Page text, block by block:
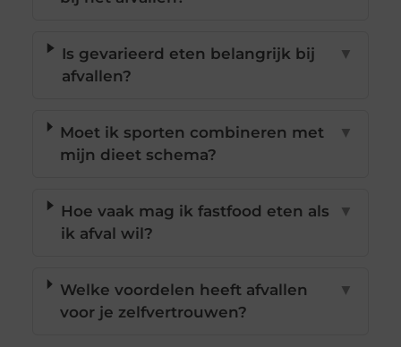
Is gevarieerd eten belangrijk bij
afvallen?
▼
Moet ik sporten combineren met
mijn dieet schema?
▼
Hoe vaak mag ik fastfood eten als
ik afval wil?
▼
Welke voordelen heeft afvallen
voor je zelfvertrouwen?
▼